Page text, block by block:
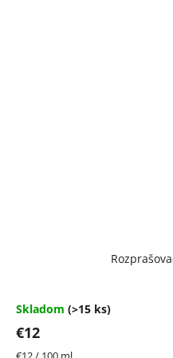
Skladom (>15 ks)
€12
Jednotková